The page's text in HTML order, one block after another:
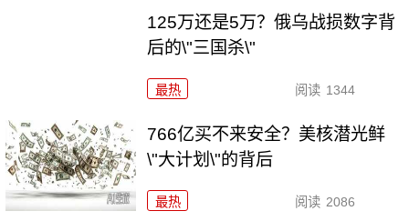
125万还是5万？俄乌战损数字背
后的\"三国杀\"
最热 阅读 1344
766亿买不来安全？美核潜光鲜
\"大计划\"的背后
最热 阅读 2086